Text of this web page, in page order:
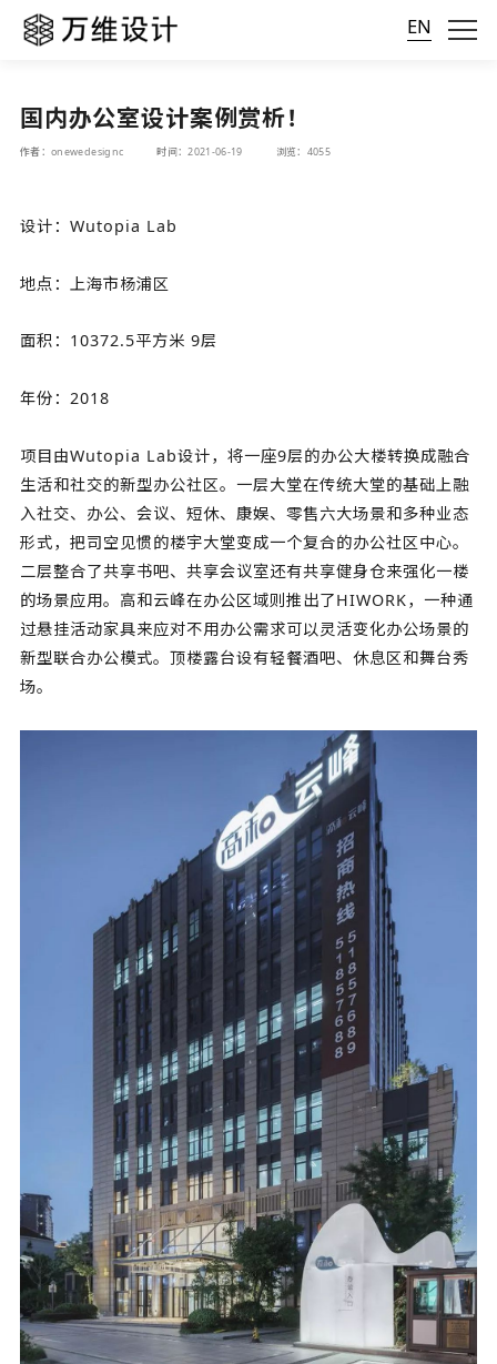
EN
国内办公室设计案例赏析！
作者：onewedesignc 时间：2021-06-19 浏览：4055
设计：Wutopia Lab
地点：上海市杨浦区
面积：10372.5平方米 9层
年份：2018
项目由Wutopia Lab设计，将一座9层的办公大楼转换成融合
生活和社交的新型办公社区。一层大堂在传统大堂的基础上融
入社交、办公、会议、短休、康娱、零售六大场景和多种业态
形式，把司空见惯的楼宇大堂变成一个复合的办公社区中心。
二层整合了共享书吧、共享会议室还有共享健身仓来强化一楼
的场景应用。高和云峰在办公区域则推出了HIWORK，一种通
过悬挂活动家具来应对不用办公需求可以灵活变化办公场景的
新型联合办公模式。顶楼露台设有轻餐酒吧、休息区和舞台秀
场。